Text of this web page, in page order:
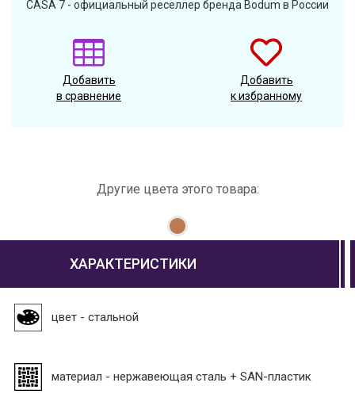
CASA 7 - официальный реселлер бренда Bodum в России
Добавить
в сравнение
Добавить
к избранному
Другие цвета этого товара:
ХАРАКТЕРИСТИКИ
цвет - стальной
материал - нержавеющая сталь + SAN-пластик